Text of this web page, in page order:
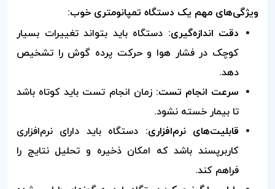
ویژگی‌های مهم یک دستگاه تمپانومتری خوب:
دقت اندازه‌گیری: دستگاه باید بتواند تغییرات بسیار
کوچک در فشار هوا و حرکت پرده گوش را تشخیص
دهد.
سرعت انجام تست: زمان انجام تست باید کوتاه باشد
تا بیمار خسته نشود.
قابلیت‌های نرم‌افزاری: دستگاه باید دارای نرم‌افزاری
کاربرپسند باشد که امکان ذخیره و تحلیل نتایج را
فراهم کند.